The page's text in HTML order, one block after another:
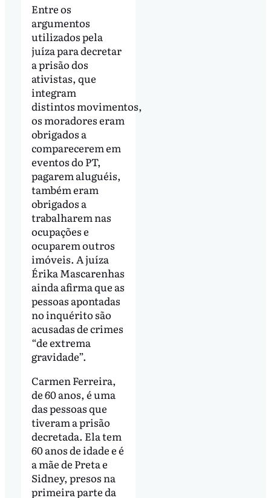
Entre os
argumentos
utilizados pela
juíza para decretar
a prisão dos
ativistas, que
integram
distintos movimentos,
os moradores eram
obrigados a
comparecerem em
eventos do PT,
pagarem aluguéis,
também eram
obrigados a
trabalharem nas
ocupações e
ocuparem outros
imóveis. A juíza
Érika Mascarenhas
ainda afirma que as
pessoas apontadas
no inquérito são
acusadas de crimes
“de extrema
gravidade”.
Carmen Ferreira,
de 60 anos, é uma
das pessoas que
tiveram a prisão
decretada. Ela tem
60 anos de idade e é
a mãe de Preta e
Sidney, presos na
primeira parte da